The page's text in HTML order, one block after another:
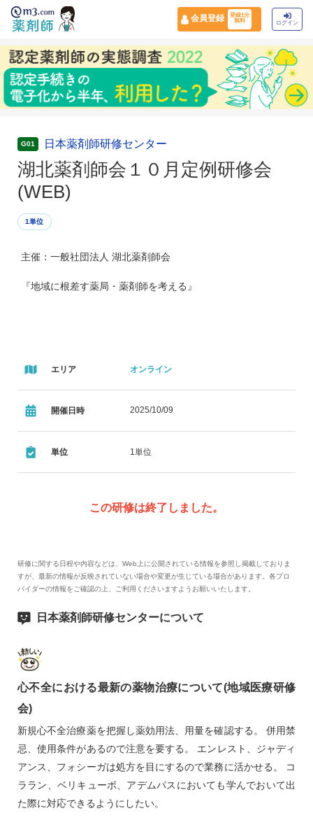
会員登録
登録1分
無料
ログイン
G01 日本薬剤師研修センター
湖北薬剤師会１０月定例研修会
(WEB)
1単位
主催：一般社団法人 湖北薬剤師会
『地域に根差す薬局・薬剤師を考える』
エリア オンライン
開催日時 2025/10/09
単位 1単位
この研修は終了しました。
研修に関する日程や内容などは、Web上に公開されている情報を参照し掲載しておりま
すが、最新の情報が反映されていない場合や変更が生じている場合があります。各プロ
バイダーの情報をご確認の上、ご利用くださいますようお願いいたします。
日本薬剤師研修センターについて
心不全における最新の薬物治療について(地域医療研修
会)
新規心不全治療薬を把握し薬効用法、用量を確認する。 併用禁
忌、使用条件があるので注意を要する。 エンレスト、ジャディ
アンス、フォシーガは処方を目にするので業務に活かせる。 コ
ララン、ベリキューボ、アデムパスにおいても学んでおいて出
た際に対応できるようにしたい。